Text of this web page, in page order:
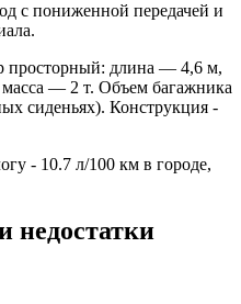
с пониженной передачей и
просторный: длина — 4,6 м,
— 2 т. Объем багажника
сиденьях). Конструкция -
- 10.7 л/100 км в городе,
недостатки